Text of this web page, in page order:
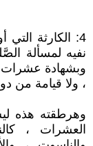
4: الكارثة
نفيه لمسألة
وبشهادة عشرات
، ولا قيامة
وهرطقته هذه
العشرات ،